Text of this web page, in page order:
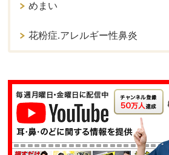
めまい
花粉症.アレルギー性鼻炎